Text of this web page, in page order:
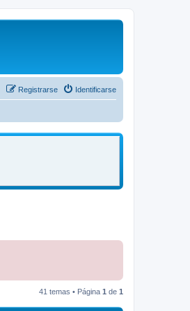
Identificarse
Registrarse
41 temas • Página 1 de 1